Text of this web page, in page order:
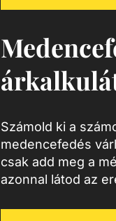
Számold ki a
medencefedés
csak add meg a
azonnal látod az